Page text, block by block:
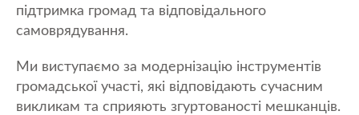
підтримка громад та відповідального
самоврядування.
Ми виступаємо за модернізацію інструментів
громадської участі, які відповідають сучасним
викликам та сприяють згуртованості мешканців.